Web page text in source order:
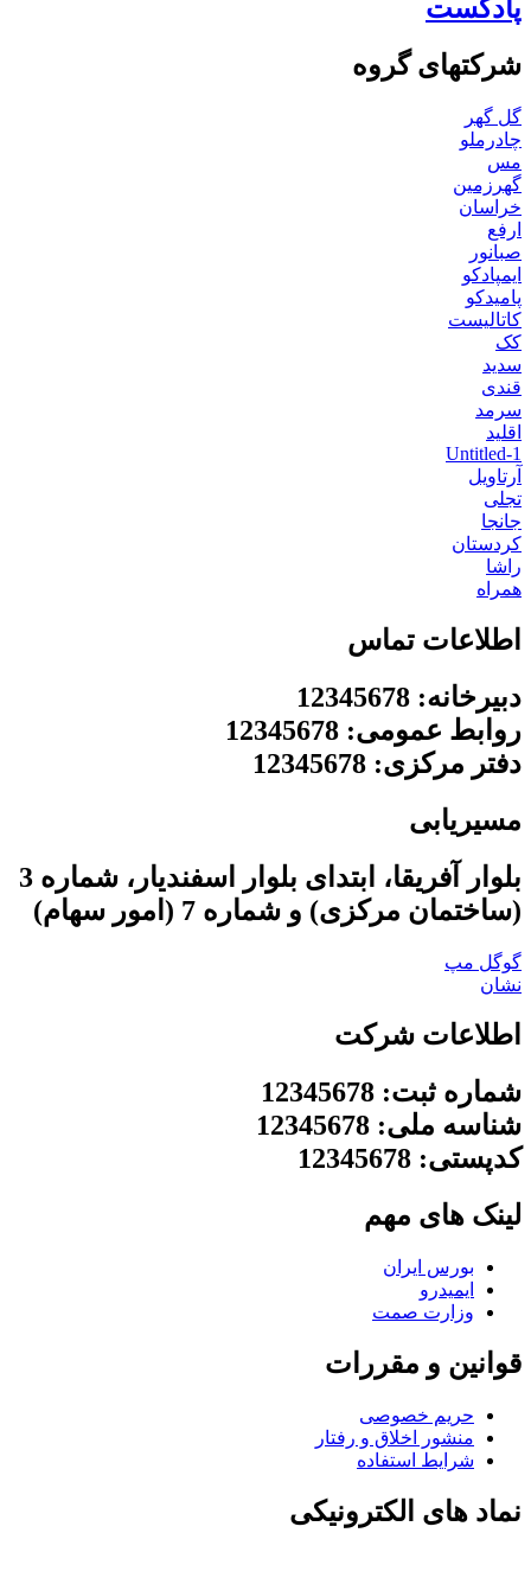
پادکست
شرکتهای گروه
گل گهر
چادرملو
مس
گهرزمین
خراسان
ارفع
صبانور
ایمپادکو
پامیدکو
کاتالیست
کک
سدید
قندی
سرمد
اقلید
Untitled-1
آرتاویل
تجلی
جانجا
کردستان
راشا
همراه
اطلاعات تماس
دبیرخانه: 12345678
روابط عمومی: 12345678
دفتر مرکزی: 12345678
مسیریابی
بلوار آفریقا، ابتدای بلوار اسفندیار، شماره 3
(ساختمان مرکزی) و شماره 7 (امور سهام)
گوگل مپ
نشان
اطلاعات شرکت
شماره ثبت: 12345678
شناسه ملی: 12345678
کدپستی: 12345678
لینک های مهم
بورس ایران
ایمیدرو
وزارت صمت
قوانین و مقررات
حریم خصوصی
منشور اخلاق و رفتار
شرایط استفاده
نماد های الکترونیکی